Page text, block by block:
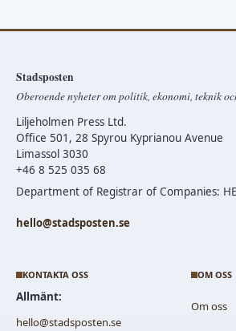
Stadsposten
Oberoende nyheter om politik, ekonomi, teknik
Liljeholmen Press Ltd.
Office 501, 28 Spyrou Kyprianou Avenue
Limassol 3030
+46 8 525 035 68
Department of Registrar of Companies:
hello@stadsposten.se
KONTAKTA OSS
Allmänt:
hello@stadsposten.se
OM OSS
Om oss